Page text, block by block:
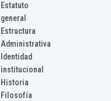
Estatuto
general
Estructura
Administrativa
Identidad
institucional
Historia
Filosofía